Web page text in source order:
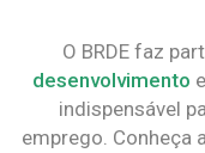
O BRDE faz
desenvolvimento
indispensável
emprego. Conheça